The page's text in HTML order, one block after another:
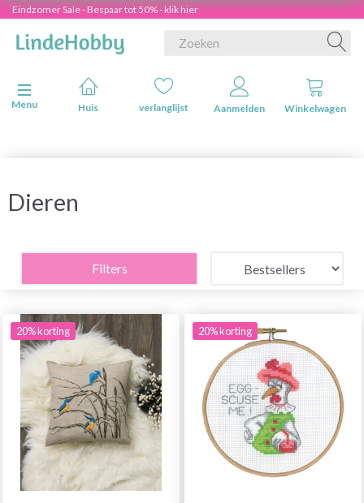
Eindzomer Sale - Bespaar tot 50% - klik hier
Navigatie in-/uitschakelen
Menu
Huis verlanglijst Aanmelden Winkelwagen
Dieren
Filters
20% korting 20% korting